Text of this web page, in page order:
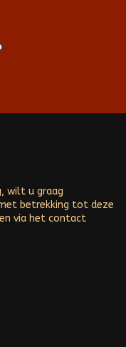
wilt u graag
betrekking tot deze
via het contact